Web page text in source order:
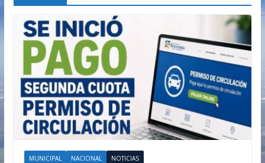
MUNICIPAL NACIONAL NOTICIAS